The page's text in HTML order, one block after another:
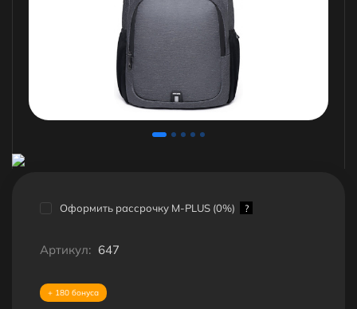
Оформить рассрочку M-PLUS (0%) ?
Артикул: 647
+ 180 бонуса